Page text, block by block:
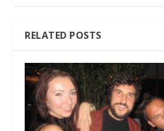
RELATED POSTS